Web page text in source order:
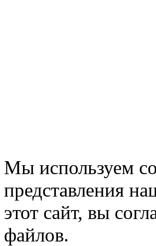
Мы используем
представления
этот сайт, вы
файлов.